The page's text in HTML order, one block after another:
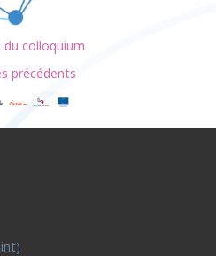
du colloquium
précédents